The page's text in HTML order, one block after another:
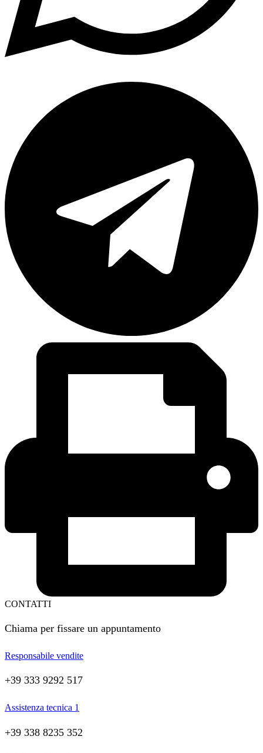
CONTATTI
Chiama per fissare un appuntamento
Responsabile vendite
+39 333 9292 517
Assistenza tecnica 1
+39 338 8235 352